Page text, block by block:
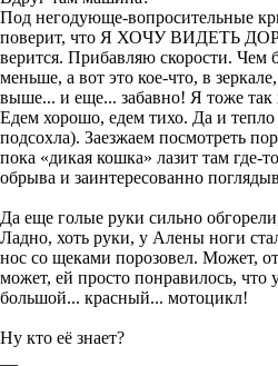
Под негодующе-вопросительные
поверит, что Я ХОЧУ ВИДЕТЬ
верится. Прибавляю скорости. Чем
меньше, а вот это кое-что, в
выше... и еще... забавно! Я тоже так
Едем хорошо, едем тихо. Да и
подсохла). Заезжаем посмотреть
пока «дикая кошка» лазит там где-
обрыва и заинтересованно
Да еще голые руки сильно
Ладно, хоть руки, у Алены ноги
нос со щеками порозовел. Может,
может, ей просто понравилось, что
большой... красный... мотоцикл!
Ну кто её знает?